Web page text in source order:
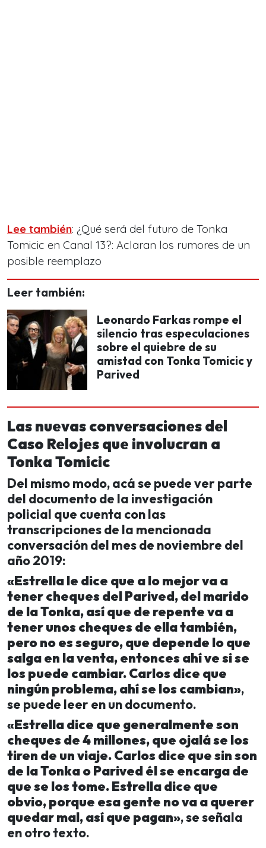
Lee también: ¿Qué será del futuro de Tonka
Tomicic en Canal 13?: Aclaran los rumores de un
posible reemplazo
Leer también:
Leonardo Farkas rompe el
silencio tras especulaciones
sobre el quiebre de su
amistad con Tonka Tomicic y
Parived
Las nuevas conversaciones del
Caso Relojes que involucran a
Tonka Tomicic
Del mismo modo, acá se puede ver parte
del documento de la investigación
policial que cuenta con las
transcripciones de la mencionada
conversación del mes de noviembre del
año 2019:
«Estrella le dice que a lo mejor va a
tener cheques del Parived, del marido
de la Tonka, así que de repente va a
tener unos cheques de ella también,
pero no es seguro, que depende lo que
salga en la venta, entonces ahí ve si se
los puede cambiar. Carlos dice que
ningún problema, ahí se los cambian»,
se puede leer en un documento.
«Estrella dice que generalmente son
cheques de 4 millones, que ojalá se los
tiren de un viaje. Carlos dice que sin son
de la Tonka o Parived él se encarga de
que se los tome. Estrella dice que
obvio, porque esa gente no va a querer
quedar mal, así que pagan», se señala
en otro texto.